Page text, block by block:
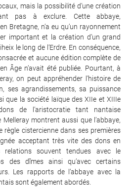
mais la possibilité d’une création
pas à exclure. Cette abbaye,
Bretagne, n’a eu qu’un rayonnement
important et la création d’un grand
le long de l’Erdre. En conséquence,
et aucune édition complète de
Âge n’avait été publiée. Pourtant, à
on peut appréhender l’histoire de
ses agrandissements, sa puissance
que la société laïque des XIIe et XIIIe
de l’aristocratie tant nantaise
Melleray montrent aussi que l’abbaye,
règle cistercienne dans ses premières
acceptant très vite des dons en
relations souvent tendues avec le
des dîmes ainsi qu’avec certains
Les rapports de l’abbaye avec la
sont également abordés.